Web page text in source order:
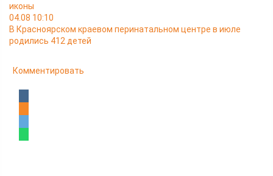
иконы
04.08 10:10
В Красноярском краевом перинатальном центре в июле
родились 412 детей
Комментировать